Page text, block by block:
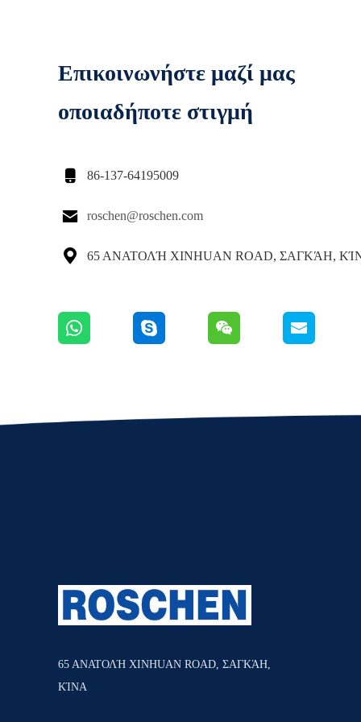
Επικοινωνήστε μαζί μας
οποιαδήποτε στιγμή
 86-137-64195009
 roschen@roschen.com
 65 ΑΝΑΤΟΛΉ XINHUAN ROAD, ΣΑΓΚΆΗ,
65 ΑΝΑΤΟΛΉ XINHUAN ROAD, ΣΑΓΚΆΗ,
ΚΊΝΑ